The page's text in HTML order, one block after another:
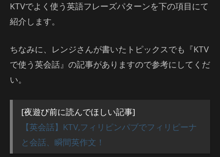
KTVでよく使う英語フレーズパターンを下の項目にて
紹介します。
ちなみに、レンジさんが書いたトピックスでも『KTV
で使う英会話』の記事がありますので参考にしてくだ
い。
[夜遊び前に読んでほしい記事]
【英会話】KTV,フィリピンパブでフィリピーナ
と会話、瞬間英作文！